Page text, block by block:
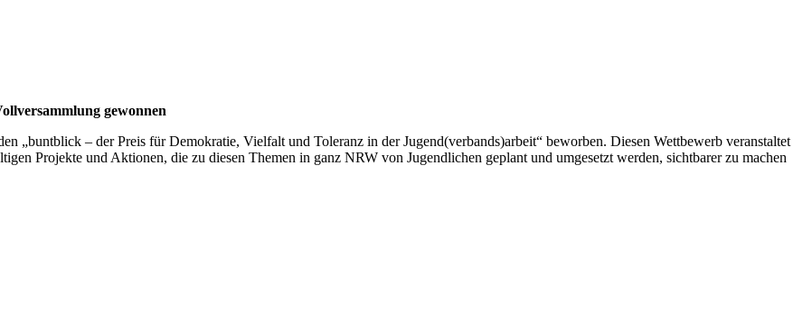
gewonnen
„buntblick – der Preis für Demokratie, Vielfalt und Toleranz in der Jugend(verbands)arbeit“ beworben. Diesen Wettbewerb veranstaltet
Projekte und Aktionen, die zu diesen Themen in ganz NRW von Jugendlichen geplant und umgesetzt werden, sichtbarer zu machen